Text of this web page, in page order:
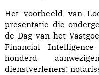
Het voorbeeld van
presentatie die
de Dag van het
Financial
honderd
dienstverleners: